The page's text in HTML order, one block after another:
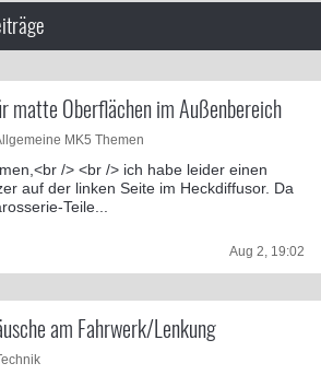
matte Oberflächen im Außenbereich
MK5 Themen
/> <br /> ich habe leider einen
auf der linken Seite im Heckdiffusor. Da
Teile...
Aug 2, 19:02
am Fahrwerk/Lenkung